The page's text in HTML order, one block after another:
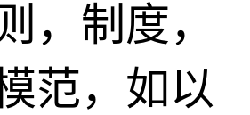
，制度，
范，如以